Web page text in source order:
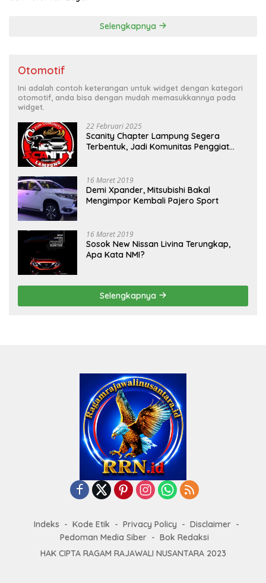
Selengkapnya
Otomotif
Ini adalah contoh keterangan untuk widget dengan kategori
otomotif, anda bisa dengan mudah memasukkannya pada
widget.
22 Februari 2025
Scanity Chapter Lampung Segera
Terbentuk, Jadi Komunitas Penggiat
16 Maret 2019
Demi Xpander, Mitsubishi Bakal
Mengimpor Kembali Pajero Sport
16 Maret 2019
Sosok New Nissan Livina Terungkap,
Apa Kata NMI?
Selengkapnya
Indeks Kode Etik Privacy Policy
Disclaimer
Pedoman Media Siber
Bok Redaksi
HAK CIPTA RAGAM RAJAWALI NUSANTARA 2023